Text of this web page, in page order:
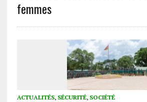
femmes
ACTUALITÉS, SÉCURITÉ, SOCIÉTÉ